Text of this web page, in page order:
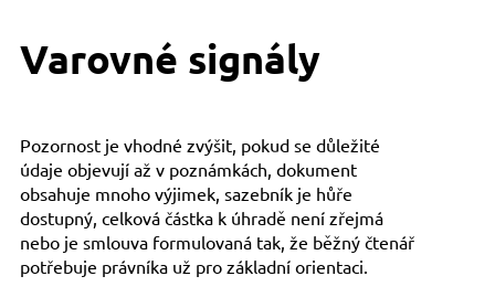
Varovné signály
Pozornost je vhodné zvýšit, pokud se důležité
údaje objevují až v poznámkách, dokument
obsahuje mnoho výjimek, sazebník je hůře
dostupný, celková částka k úhradě není zřejmá
nebo je smlouva formulovaná tak, že běžný čtenář
potřebuje právníka už pro základní orientaci.